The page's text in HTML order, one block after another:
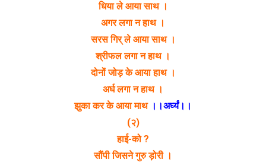
धिया ले आया साथ ।
अगर लगा न हाथ ।
सरस गिर् ले आया साथ ।
श्रीफल लगा न हाथ ।
दोनों जोड़ के आया हाथ ।
अर्घ लगा न हाथ ।
झुका कर के आया माथ ।।अर्घ्यं।।
(२)
हाई-को ?
सौंपी जिसने गुरु ड़ोरी ।